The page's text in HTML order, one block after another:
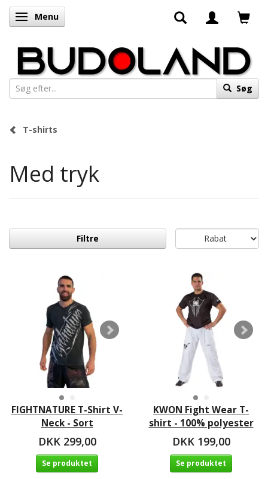
Skifte navigation
Menu
Søg
T-shirts
Med tryk
Filtre
FIGHTNATURE T-Shirt V-
Neck - Sort
DKK 299,00
Se produktet
KWON Fight Wear T-
shirt - 100% polyester
DKK 199,00
Se produktet